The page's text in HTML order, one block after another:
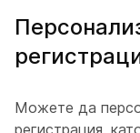
Можете да
регистрация,